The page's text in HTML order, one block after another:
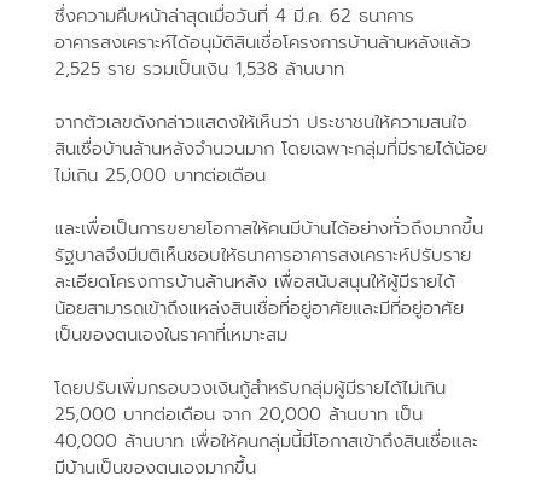
ซึ่งความคืบหน้าล่าสุดเมื่อวันที่ 4 มี.ค. 62 ธนาคาร
อาคารสงเคราะห์ได้อนุมัติสินเชื่อโครงการบ้านล้านหลังแล้ว
2,525 ราย รวมเป็นเงิน 1,538 ล้านบาท
จากตัวเลขดังกล่าวแสดงให้เห็นว่า ประชาชนให้ความสนใจ
สินเชื่อบ้านล้านหลังจำนวนมาก โดยเฉพาะกลุ่มที่มีรายได้น้อย
ไม่เกิน 25,000 บาทต่อเดือน
และเพื่อเป็นการขยายโอกาสให้คนมีบ้านได้อย่างทั่วถึงมากขึ้น
รัฐบาลจึงมีมติเห็นชอบให้ธนาคารอาคารสงเคราะห์ปรับราย
ละเอียดโครงการบ้านล้านหลัง เพื่อสนับสนุนให้ผู้มีรายได้
น้อยสามารถเข้าถึงแหล่งสินเชื่อที่อยู่อาศัยและมีที่อยู่อาศัย
เป็นของตนเองในราคาที่เหมาะสม
โดยปรับเพิ่มกรอบวงเงินกู้สำหรับกลุ่มผู้มีรายได้ไม่เกิน
25,000 บาทต่อเดือน จาก 20,000 ล้านบาท เป็น
40,000 ล้านบาท เพื่อให้คนกลุ่มนี้มีโอกาสเข้าถึงสินเชื่อและ
มีบ้านเป็นของตนเองมากขึ้น